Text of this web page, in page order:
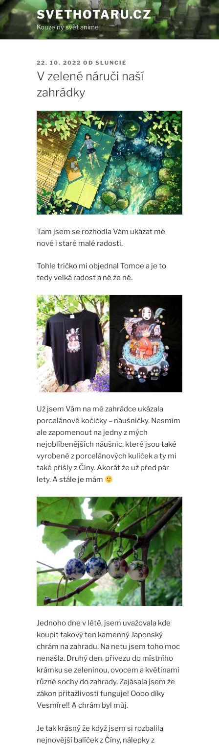
Přejít
k
obsahu
webu
SVETHOTARU.CZ
Kouzelný svět anime
PUBLIKOVÁNO
22. 10. 2022 OD SLUNCIE
V zelené náruči naší
zahrádky
Tam jsem se rozhodla Vám ukázat mé
nové i staré malé radosti.
Tohle tričko mi objednal Tomoe a je to
tedy velká radost a né že né.
Už jsem Vám na mé zahrádce ukázala
porcelánové kočičky – náušničky. Nesmím
ale zapomenout na jedny z mých
nejoblíbenějších náušnic, které jsou také
vyrobené z porcelánových kuliček a ty mi
také přišly z Číny. Akorát že už před pár
lety. A stále je mám
Jednoho dne v létě, jsem uvažovala kde
koupit takový ten kamenný Japonský
chrám na zahradu. Na netu jsem toho moc
nenašla. Druhý den, přivezu do místního
krámku se zeleninou, ovocem a květinami
různé sochy do zahrady. Zajásala jsem že
zákon přitažlivosti funguje! Oooo díky
Vesmíre!! A chrám byl můj.
Je tak krásný že když jsem si rozbalila
nejnovější balíček z Číny, nálepky z